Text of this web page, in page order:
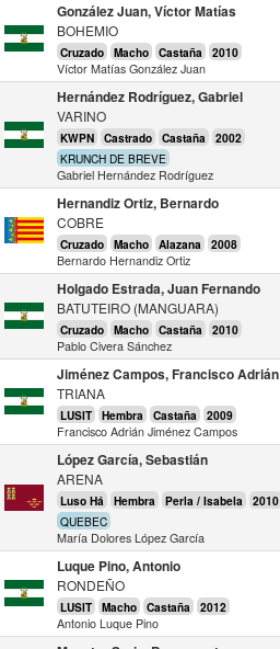
González Juan, Víctor Matías
BOHEMIO
Cruzado Macho Castaña 2010
Víctor Matías González Juan
Hernández Rodríguez, Gabriel
VARINO
KWPN Castrado Castaña 2002
KRUNCH DE BREVE
Gabriel Hernández Rodríguez
Hernandiz Ortiz, Bernardo
COBRE
Cruzado Macho Alazana 2008
Bernardo Hernandiz Ortiz
Holgado Estrada, Juan Fernando
BATUTEIRO (MANGUARA)
Cruzado Macho Castaña 2010
Pablo Civera Sánchez
Jiménez Campos, Francisco Adrián
TRIANA
LUSIT Hembra Castaña 2009
Francisco Adrián Jiménez Campos
López García, Sebastián
ARENA
Luso Há Hembra Perla / Isabela 2010
QUEBEC
María Dolores López García
Luque Pino, Antonio
RONDEÑO
LUSIT Macho Castaña 2012
Antonio Luque Pino